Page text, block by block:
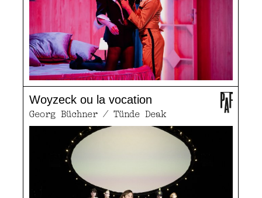
Woyzeck ou la vocation
Georg Büchner / Tünde Deak